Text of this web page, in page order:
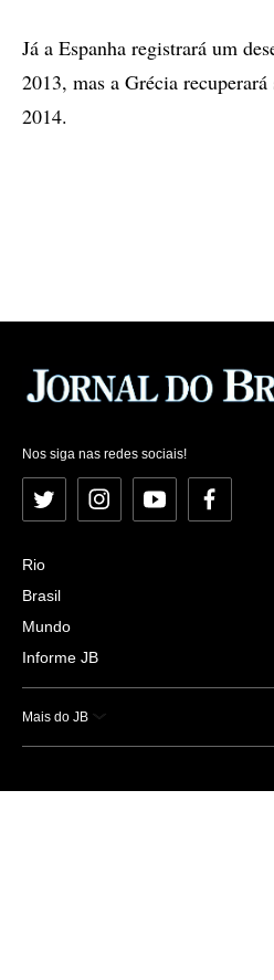
Já a Espanha registrará um
2013, mas a Grécia
2014.
Nos siga nas redes sociais!
Twitter InstagramYouTubeFacebook
Rio
Brasil
Mundo
Informe JB
Mais do JB
Esportes